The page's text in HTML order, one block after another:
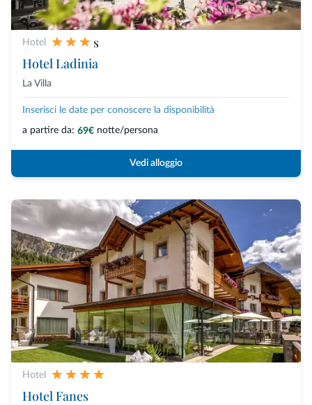
Hotel
s
Hotel Ladinia
La Villa
Inserisci le date per conoscere la disponibilità
a partire da: 69€ notte/persona
Vedi alloggio
Hotel
Hotel Fanes